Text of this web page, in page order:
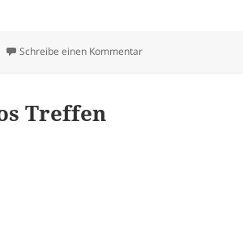
Schreibe einen Kommentarzu Sängerfest in
Treffen